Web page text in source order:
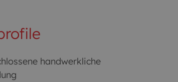
handwerkliche